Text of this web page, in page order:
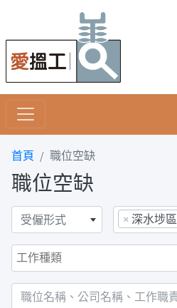
首頁 職位空缺
職位空缺
受僱形式 × 深水埗區